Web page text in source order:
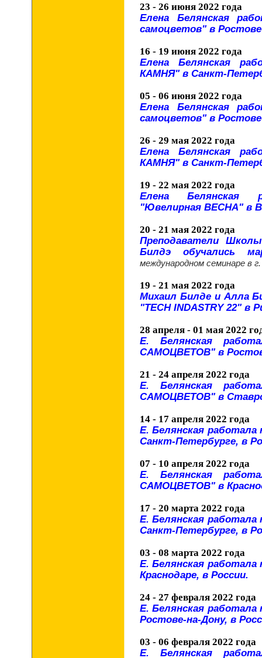
23 - 26 июня 2022 года
Елена Белянская
самоцветов" в
16 - 19 июня 2022 года
Елена Белянская
КАМНЯ" в Санкт-
05 - 06 июня 2022 года
Елена Белянская
самоцветов" в
26 - 29 мая 2022 года
Елена Белянская
КАМНЯ" в Санкт-
19 - 22 мая 2022 года
Елена Белянская
"Ювелирная ВЕСНА" в
20 - 21 мая 2022 года
Преподаватели
Билдэ обучались
международном семинаре в
19 - 21 мая 2022 года
Михаил Билде и Алла
"TECH INDASTRY 22" в
28 апреля - 01 мая 2022
Е. Белянская
САМОЦВЕТОВ" в
21 - 24 апреля 2022 года
Е. Белянская
САМОЦВЕТОВ" в
14 - 17 апреля 2022 года
Е. Белянская работала
Санкт-Петербурге, в
07 - 10 апреля 2022 года
Е. Белянская
САМОЦВЕТОВ" в
17 - 20 марта 2022 года
Е. Белянская работала
Санкт-Петербурге, в
03 - 08 марта 2022 года
Е. Белянская работала
Краснодаре, в России.
24 - 27 февраля 2022 года
Е. Белянская работала
Ростове-на-Дону, в
03 - 06 февраля 2022 года
Е. Белянская